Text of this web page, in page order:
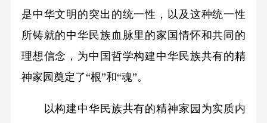
是中华文明的突出的统一性，以及这种统一性
所铸就的中华民族血脉里的家国情怀和共同的
理想信念，为中国哲学构建中华民族共有的精
神家园奠定了“根”和“魂”。
以构建中华民族共有的精神家园为实质内